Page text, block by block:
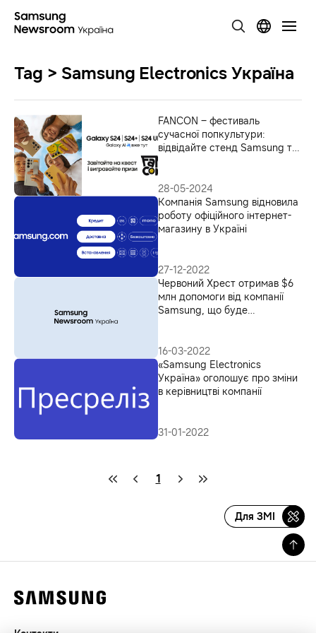
Tag > Samsung Electronics Україна
FANCON – фестиваль
сучасної попкультури:
відвідайте стенд Samsung та
грн та смартфон Galaxy S24
Ultra
28-05-2024
Компанія Samsung відновила
роботу офіційного інтернет-
магазину в Україні
27-12-2022
Червоний Хрест отримав $6
млн допомоги від компанії
Samsung, що буде
населення
16-03-2022
«Samsung Electronics
Україна» оголошує про зміни
в керівництві компанії
31-01-2022
1
Для ЗМІ